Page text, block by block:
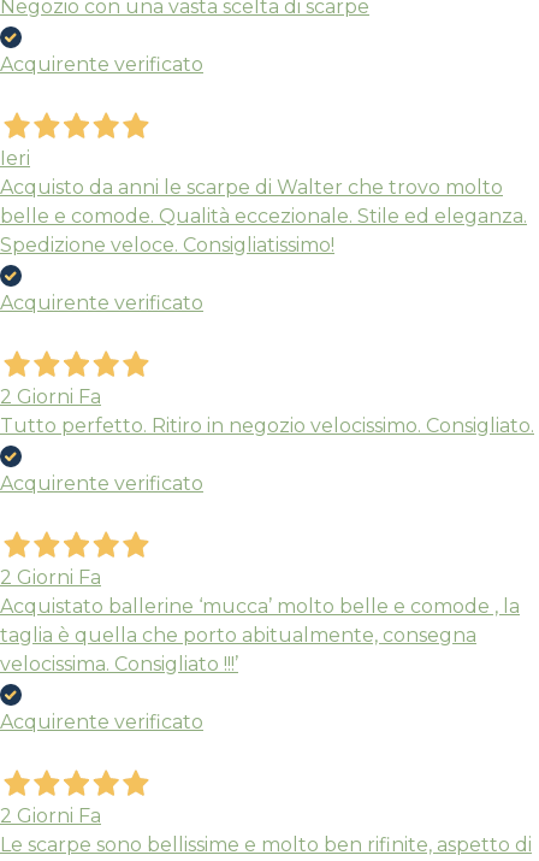
Negozio con una vasta scelta di scarpe
Acquirente verificato
Ieri
Acquisto da anni le scarpe di Walter che trovo molto
belle e comode. Qualità eccezionale. Stile ed eleganza.
Spedizione veloce. Consigliatissimo!
Acquirente verificato
2 Giorni Fa
Tutto perfetto. Ritiro in negozio velocissimo. Consigliato.
Acquirente verificato
2 Giorni Fa
Acquistato ballerine ‘mucca’ molto belle e comode , la
taglia è quella che porto abitualmente, consegna
velocissima. Consigliato !!!’
Acquirente verificato
2 Giorni Fa
Le scarpe sono bellissime e molto ben rifinite, aspetto di
Spedizioni garantite prima della